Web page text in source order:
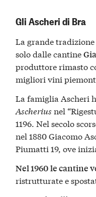
Gli Ascheri di Bra
La grande
solo dalle cantine
produttore rimasto
migliori vini
La famiglia Ascheri
Ascherius nel
1196. Nel secolo
nel 1880 Giacomo
Piumatti 19, ove
Nel 1960le cantine
ristrutturate e